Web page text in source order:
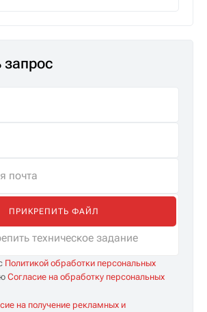
запрос
ПРИКРЕПИТЬ ФАЙЛ
техническое задание
Политикой обработки персональных
Согласие на обработку персональных
на получение рекламных и